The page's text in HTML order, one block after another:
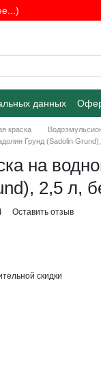
данных
краска
Грунд (Sadolin
на
2,5 л,
Оставить отзыв
скидки